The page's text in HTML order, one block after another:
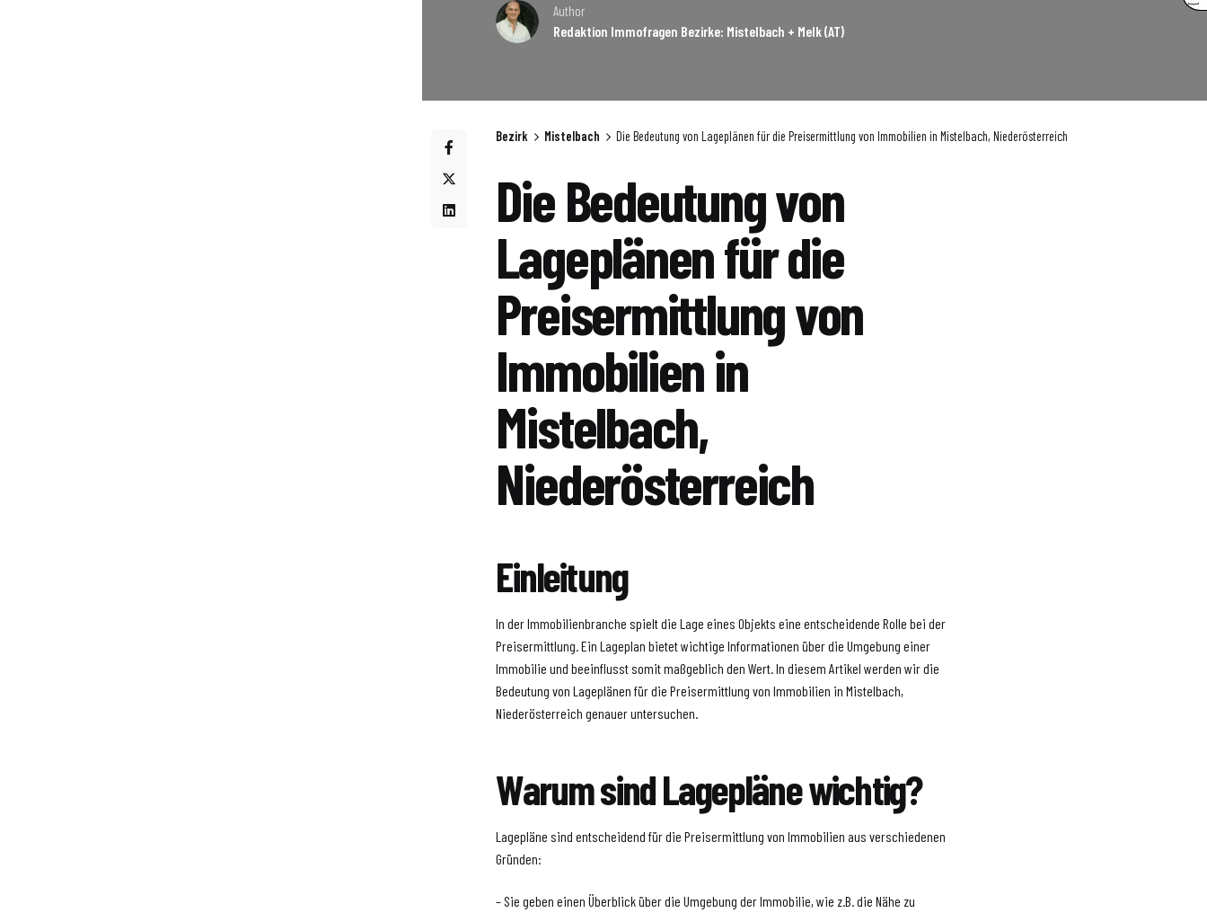
Author
Redaktion Immofragen Bezirke: Mistelbach + Melk (AT)
Bezirk Mistelbach Die Bedeutung von Lageplänen für die Preisermittlung von Immobilien in Mistelbach, Niederösterreich
Die Bedeutung von
Lageplänen für die
Preisermittlung von
Immobilien in
Mistelbach,
Niederösterreich
Einleitung
In der Immobilienbranche spielt die Lage eines Objekts eine entscheidende Rolle bei der
Preisermittlung. Ein Lageplan bietet wichtige Informationen über die Umgebung einer
Immobilie und beeinflusst somit maßgeblich den Wert. In diesem Artikel werden wir die
Bedeutung von Lageplänen für die Preisermittlung von Immobilien in Mistelbach,
Niederösterreich genauer untersuchen.
Warum sind Lagepläne wichtig?
Lagepläne sind entscheidend für die Preisermittlung von Immobilien aus verschiedenen
Gründen:
– Sie geben einen Überblick über die Umgebung der Immobilie, wie z.B. die Nähe zu